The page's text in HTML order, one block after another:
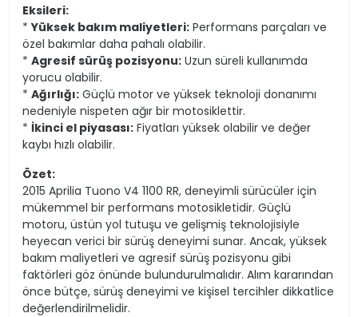
Eksileri:
*Yüksek bakım maliyetleri: Performans parçaları ve
özel bakımlar daha pahalı olabilir.
* Agresif sürüş pozisyonu: Uzun süreli kullanımda
yorucu olabilir.
* Ağırlığı: Güçlü motor ve yüksek teknoloji donanımı
nedeniyle nispeten ağır bir motosiklettir.
* İkinci el piyasası: Fiyatları yüksek olabilir ve değer
kaybı hızlı olabilir.
Özet:
2015 Aprilia Tuono V4 1100 RR, deneyimli sürücüler için
mükemmel bir performans motosikletidir. Güçlü
motoru, üstün yol tutuşu ve gelişmiş teknolojisiyle
heyecan verici bir sürüş deneyimi sunar. Ancak, yüksek
bakım maliyetleri ve agresif sürüş pozisyonu gibi
faktörleri göz önünde bulundurulmalıdır. Alım kararından
önce bütçe, sürüş deneyimi ve kişisel tercihler dikkatlice
değerlendirilmelidir.